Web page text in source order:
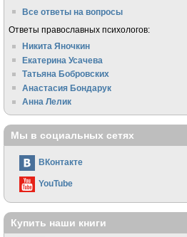
Все ответы на вопросы
Ответы православных психологов:
Никита Яночкин
Екатерина Усачева
Татьяна Бобровских
Анастасия Бондарук
Анна Лелик
Мы в социальных сетях
ВКонтакте
YouTube
Купить наши книги